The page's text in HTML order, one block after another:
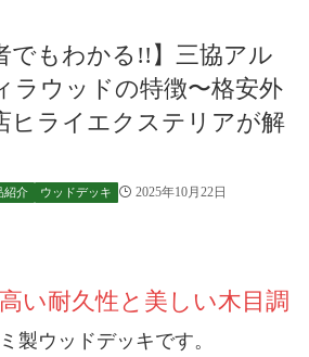
でもわかる!!】三協アル
ウッドの特徴〜格安外
ヒライエクステリアが解
紹介 ウッドデッキ 2025年10月22日
高い耐久性と美しい木目調
製ウッドデッキです。